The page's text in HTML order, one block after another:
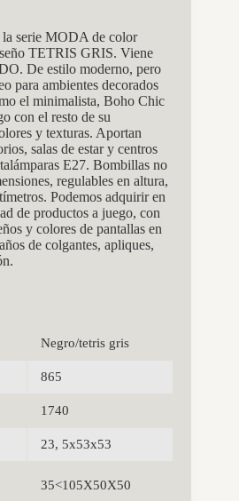
la serie MODA de color
TETRIS GRIS. Viene
De estilo moderno, pero
para ambientes decorados
el minimalista, Boho Chic
con el resto de su
y texturas. Aportan
salas de estar y centros
E27. Bombillas no
regulables en altura,
Podemos adquirir en
de productos a juego, con
y colores de pantallas en
de colgantes, apliques,
Negro/tetris gris
865
1740
23, 5x53x53
35<105X50X50